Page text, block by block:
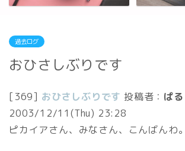
過去ログ
おひさしぶりです
[369] おひさしぶりです 投稿者： ぱ
2003/12/11(Thu) 23:28
ピカイアさん、みなさん、こんばんわ。